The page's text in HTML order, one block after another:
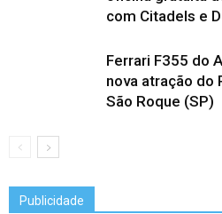
com Citadels e
Ferrari F355 do
nova atração do
São Roque (SP)
Publicidade